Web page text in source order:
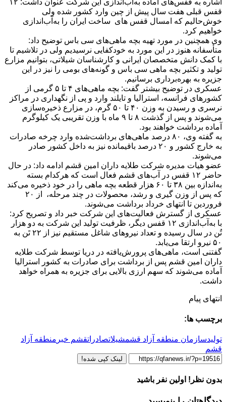
قفس قبلی هفت سال پیش از چین وارد کشور شده ولی
خوش‌حالیم که امسال قفس های ساخت ایران را به‌آب‌اندازی
خواهیم کرد.
وی همچنین در مورد تهیه بچه ماهی‌های سی باس توضیح داد:
متأسفانه هنوز در این مورد به خودکفایی نرسیدیم ولی در تلاشیم تا
با کمک دانش متخصصان ایرانی و کارشناسان شیلاتی، بتوانیم مزارع
تولید و تکثیر بچه ماهی سی باس و گونه‌های بومی را نیز در این
جزیره به بهره‌برداری برسانیم.
عسکری در توضیح بیشتر گفت: بچه ماهی‌های ۴ تا ۵ گرمی از
کشورهای فرانسه، استرالیا و تایلند وارد و پی از نگهداری در مراکز
نرسری و رسیدن به وزن ۴۰ تا ۵۰ گرم، در مزارع ذخیره‌سازی
می‌شوند و پس از گذشت ۸ تا ۹ ماه با وزن تقریبی یک کیلوگرم
آماده برداشت خواهند بود.
به گفته وی، ۸۰ درصد ماهی‌های برداشت‌شده وارد چرخه صادرات
به خارج کشور و ۲۰ درصد باقیمانده نیز به داخل کشور صادر
می‌شوند.
عضو هیات مدیره شرکت طلایه داران امین قشم ادامه داد: در حال
حاضر ۱۲ قفس در آب‌های قشم فعال است که هرکدام بسته
به‌اندازه بین ۳۸ تا ۶۰ هزار قطعه بچه ماهی را در خود ذخیره می‌کند
که پس از وزن گیری و رشد، محصولات در چند مرحله، از ۲۰
فروردین تا انتهای خرداد برداشت می‌شوند.
عسکری از گسترش فعالیت‌های این شرکت خبر داد و تصریح کرد:
با به‌آب‌اندازی ۱۲ قفس دیگر، ظرفیت تولید این شرکت به دو هزار
تُن در سال رسیده و تعداد نیروهای شاغل مستقیم نیز از ۲۲ تَن به
۵۰ نیرو ارتقا می‌یابد.
گفتنی است، ماهی‌های پرورش‌یافته در دریا توسط شرکت طلایه
داران امین قشم پس از برداشت برای صادرات به کشور استرالیا
آماده می‌شوند که سهم ارزی بالایی برای جزیره به همراه خواهد
داشت.
انتهای پیام
برچسب ها:
تولیدسازمان منطقه آزاد قشمشیلاتصادراتقشم خبر منطقه آزاد
قشم
لینک کپی شده!
بدون نظر! اولین نفر باشید